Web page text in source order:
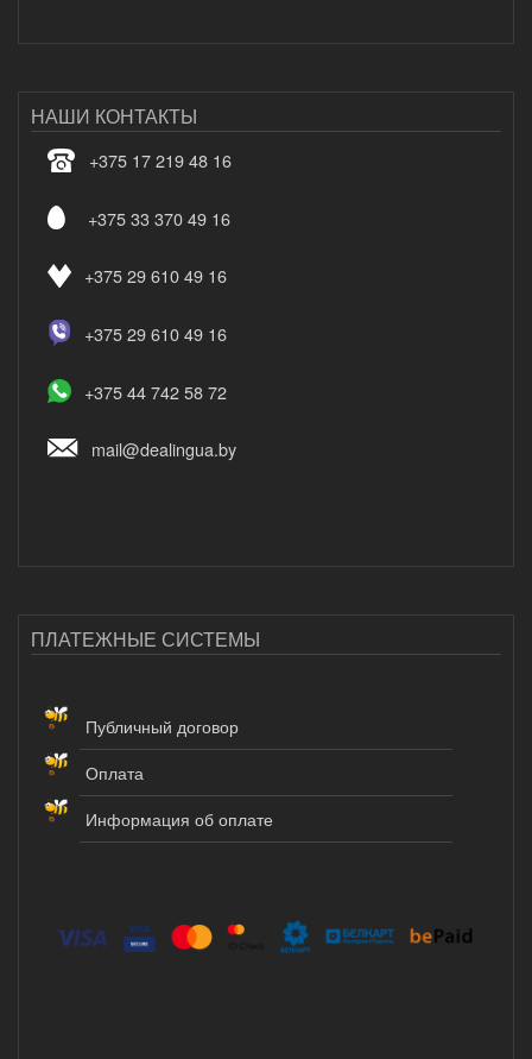
НАШИ КОНТАКТЫ
+375 17 219 48 16
+375 33 370 49 16
+375 29 610 49 16
+375 29 610 49 16
+375 44 742 58 72
mail@dealingua.by
ПЛАТЕЖНЫЕ СИСТЕМЫ
Публичный договор
Оплата
Информация об оплате